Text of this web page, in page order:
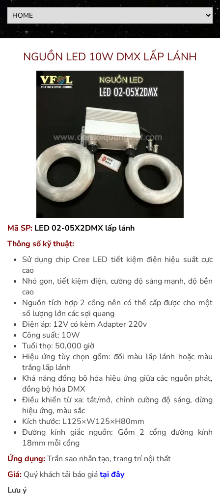
NGUỒN LED 10W DMX LẤP LÁNH
Mã SP: LED 02-05X2DMX lấp lánh
Thông số kỹ thuật:
Sử dụng chip Cree LED tiết kiệm điện hiệu suất cực
cao
Nhỏ gọn, tiết kiệm điện, cường độ sáng mạnh, độ bền
cao
Nguồn tích hợp 2 cổng nên có thể cấp được cho một
số lượng lớn các sợi quang
Điện áp: 12V có kèm Adapter 220v
Công suất: 10W
Tuổi thọ: 50,000 giờ
Hiệu ứng tùy chọn gồm: đổi màu lấp lánh hoặc màu
trắng lấp lánh
Khả năng đồng bộ hóa hiệu ứng giữa các nguồn phát,
đồng bộ hóa DMX
Điều khiển từ xa: tắt/mở, chỉnh cường độ sáng, dừng
hiệu ứng, màu sắc
Kích thước: L125×W125×H80mm
Đường kính giắc nguồn: Gồm 2 cổng đường kính
18mm mỗi cổng
Ứng dụng:Trần sao nhân tạo, trang trí nội thất
Giá: Quý khách tải báo giátại đây
Lưu ý